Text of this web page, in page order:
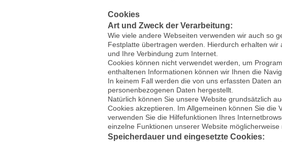
Cookies
Art und Zweck der Verarbeitung:
Wie viele andere Webseiten verwenden wir auch so
Festplatte übertragen werden. Hierdurch erhalten
und Ihre Verbindung zum Internet.
Cookies können nicht verwendet werden, um
enthaltenen Informationen können wir Ihnen die
In keinem Fall werden die von uns erfassten Daten
personenbezogenen Daten hergestellt.
Natürlich können Sie unsere Website grundsätzlich
Cookies akzeptieren. Im Allgemeinen können Sie die
verwenden Sie die Hilfefunktionen Ihres
einzelne Funktionen unserer Website
Speicherdauer und eingesetzte Cookies: